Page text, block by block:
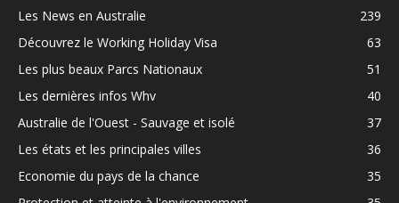
Les News en Australie
239
Découvrez le Working Holiday Visa
63
Les plus beaux Parcs Nationaux
51
Les dernières infos Whv
40
Australie de l'Ouest - Sauvage et isolé
37
Les états et les principales villes
36
Economie du pays de la chance
35